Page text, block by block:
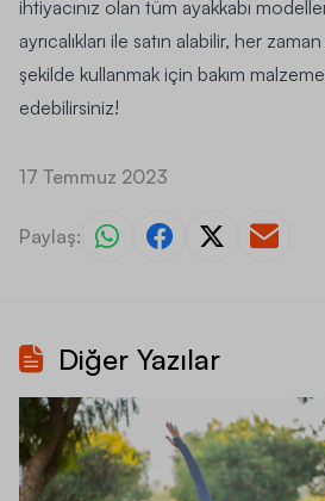
ihtiyacınız olan tüm ayakkabı
ayrıcalıkları ile satın alabilir, her
şekilde kullanmak için bakım
edebilirsiniz!
17 Temmuz 2023
Paylaş:
Diğer Yazılar